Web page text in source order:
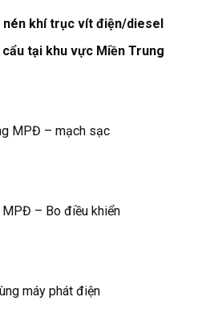
nén khí trục vít điện/diesel
tại khu vực Miền Trung
MPĐ – mạch sạc
MPĐ – Bo điều khiển
máy phát điện